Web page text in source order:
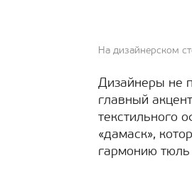
На дизайнерском
Дизайнеры не
главный
текстильного
«дамаск»,
гармонию тюль